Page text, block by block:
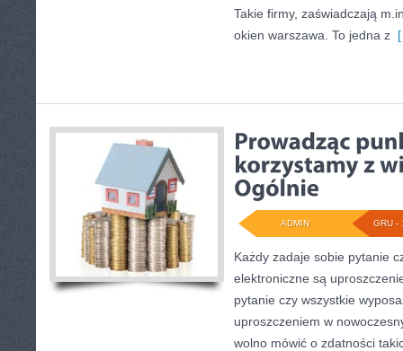
Takie firmy, zaświadczają
okien warszawa. To jedna z
GRU -
ADMIN
Każdy zadaje sobie pytanie
elektroniczne są
pytanie czy wszystkie
uproszczeniem w
wolno mówić o zdatności